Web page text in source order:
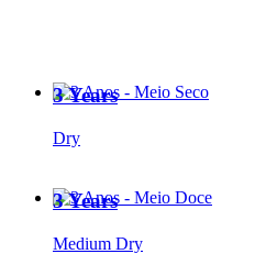
3 Years
Dry
3 Years
Medium Dry